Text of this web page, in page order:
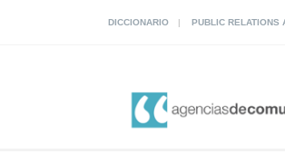
DICCIONARIO PUBLIC RELATIONS